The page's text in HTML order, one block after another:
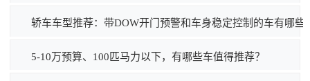
轿车车型推荐：带DOW开门预警和车身稳定控制的车有哪些
5-10万预算、100匹马力以下，有哪些车值得推荐？